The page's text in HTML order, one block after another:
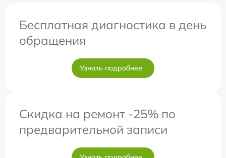
Бесплатная диагностика в день
обращения
Узнать подробнее
Скидка на ремонт -25% по
предварительной записи